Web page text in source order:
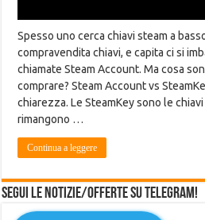
Spesso uno cerca chiavi steam a
compravendita chiavi, e capita ci si
chiamate Steam Account. Ma cosa
comprare? Steam Account vs
chiarezza. Le SteamKey sono le
rimangono …
Continua a leggere
Segui le notizie/offerte su Telegram!